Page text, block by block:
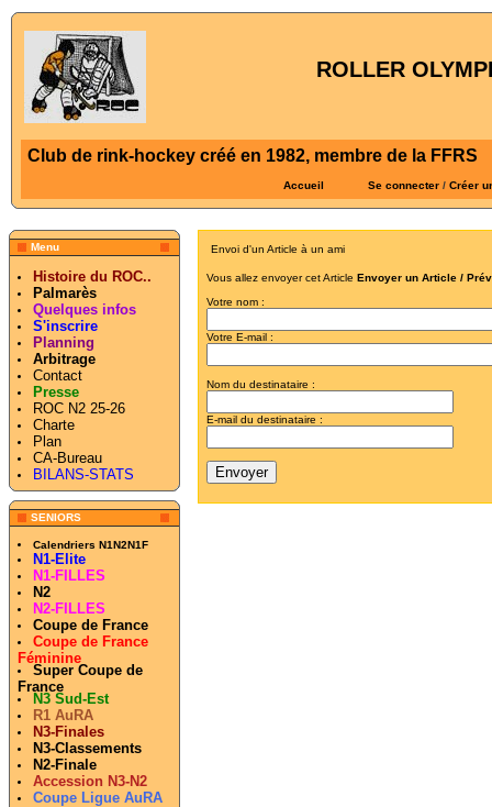
ROLLER
Club de rink-hockey créé en 1982, membre de la FFRS
Accueil Se connecter / Créer
Menu
Histoire du ROC..
Palmarès
Quelques infos
S'inscrire
Planning
Arbitrage
Contact
Presse
ROC N2 25-26
Charte
Plan
CA-Bureau
BILANS-STATS
SENIORS
Calendriers N1N2N1F
N1-Elite
N1-FILLES
N2
N2-FILLES
Coupe de France
Coupe de France
Féminine
Super Coupe de
France
N3 Sud-Est
R1 AuRA
N3-Finales
N3-Classements
N2-Finale
Accession N3-N2
Coupe Ligue AuRA
Envoi d'un Article à un ami
Vous allez envoyer cet Article Envoyer un Article /
Votre nom :
Votre E-mail :
Nom du destinataire :
E-mail du destinataire :